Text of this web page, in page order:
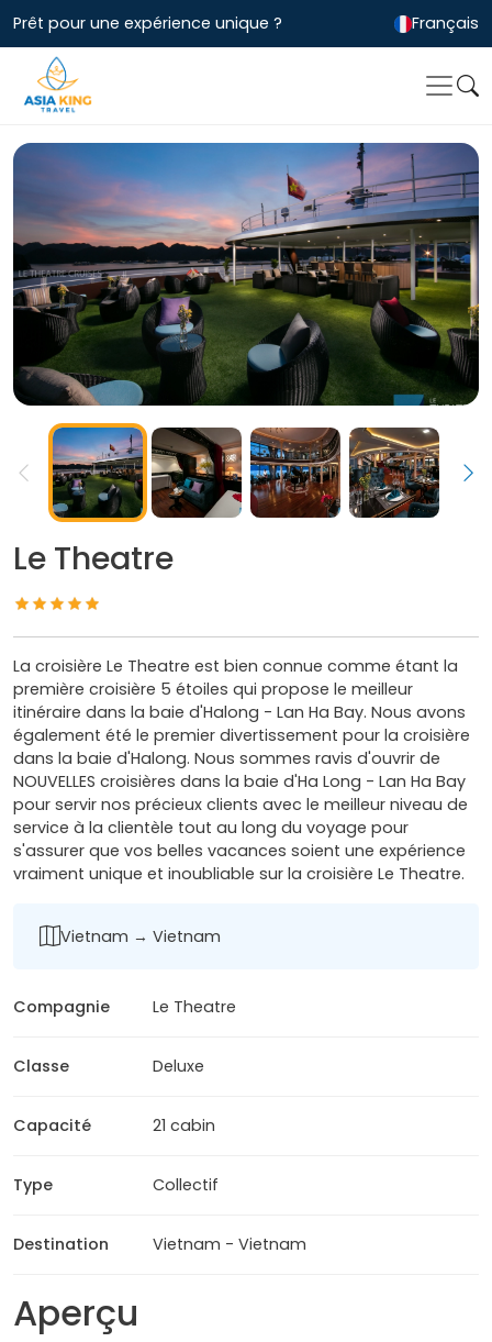
Prêt pour une expérience unique ? Français
Le Theatre
La croisière Le Theatre est bien connue comme étant la
première croisière 5 étoiles qui propose le meilleur
itinéraire dans la baie d'Halong - Lan Ha Bay. Nous avons
également été le premier divertissement pour la croisière
dans la baie d'Halong. Nous sommes ravis d'ouvrir de
NOUVELLES croisières dans la baie d'Ha Long - Lan Ha Bay
pour servir nos précieux clients avec le meilleur niveau de
service à la clientèle tout au long du voyage pour
s'assurer que vos belles vacances soient une expérience
vraiment unique et inoubliable sur la croisière Le Theatre.
Vietnam → Vietnam
Compagnie Le Theatre
Classe Deluxe
Capacité 21 cabin
Type Collectif
Destination Vietnam - Vietnam
Aperçu